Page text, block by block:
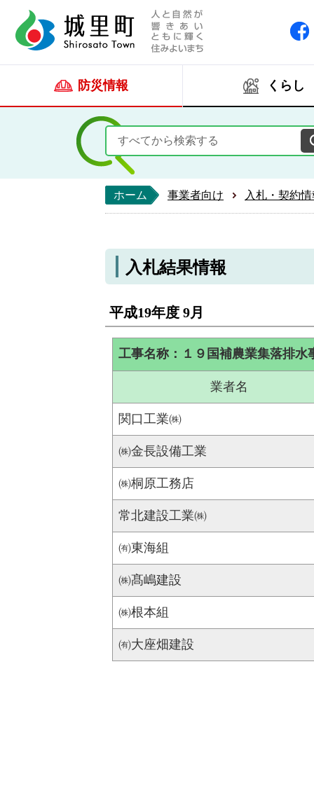
防災情報 くらし
ホーム 事業者向け 入札・契約
入札結果情報
平成19年度 9月
工事名称：１９国補農業集落排
業者名
関口工業㈱
㈱金長設備工業
㈱桐原工務店
常北建設工業㈱
㈲東海組
㈱髙嶋建設
㈱根本組
㈲大座畑建設